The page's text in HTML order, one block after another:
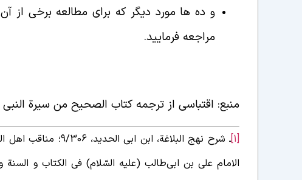
مراجعه فرمایید.
منبع: اقتباسی از ترجمه کتاب الصحیح من سیرة النبی
[1]